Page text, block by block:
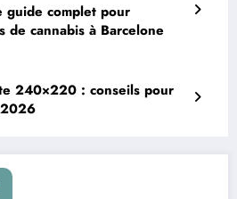
guide complet pour
de cannabis à Barcelone
240×220 : conseils pour